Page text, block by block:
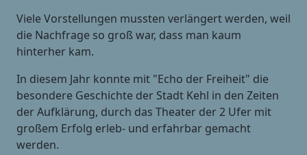
Viele Vorstellungen mussten verlängert werden, weil
die Nachfrage so groß war, dass man kaum
hinterher kam.
In diesem Jahr konnte mit "Echo der Freiheit" die
besondere Geschichte der Stadt Kehl in den Zeiten
der Aufklärung, durch das Theater der 2 Ufer mit
großem Erfolg erleb- und erfahrbar gemacht
werden.